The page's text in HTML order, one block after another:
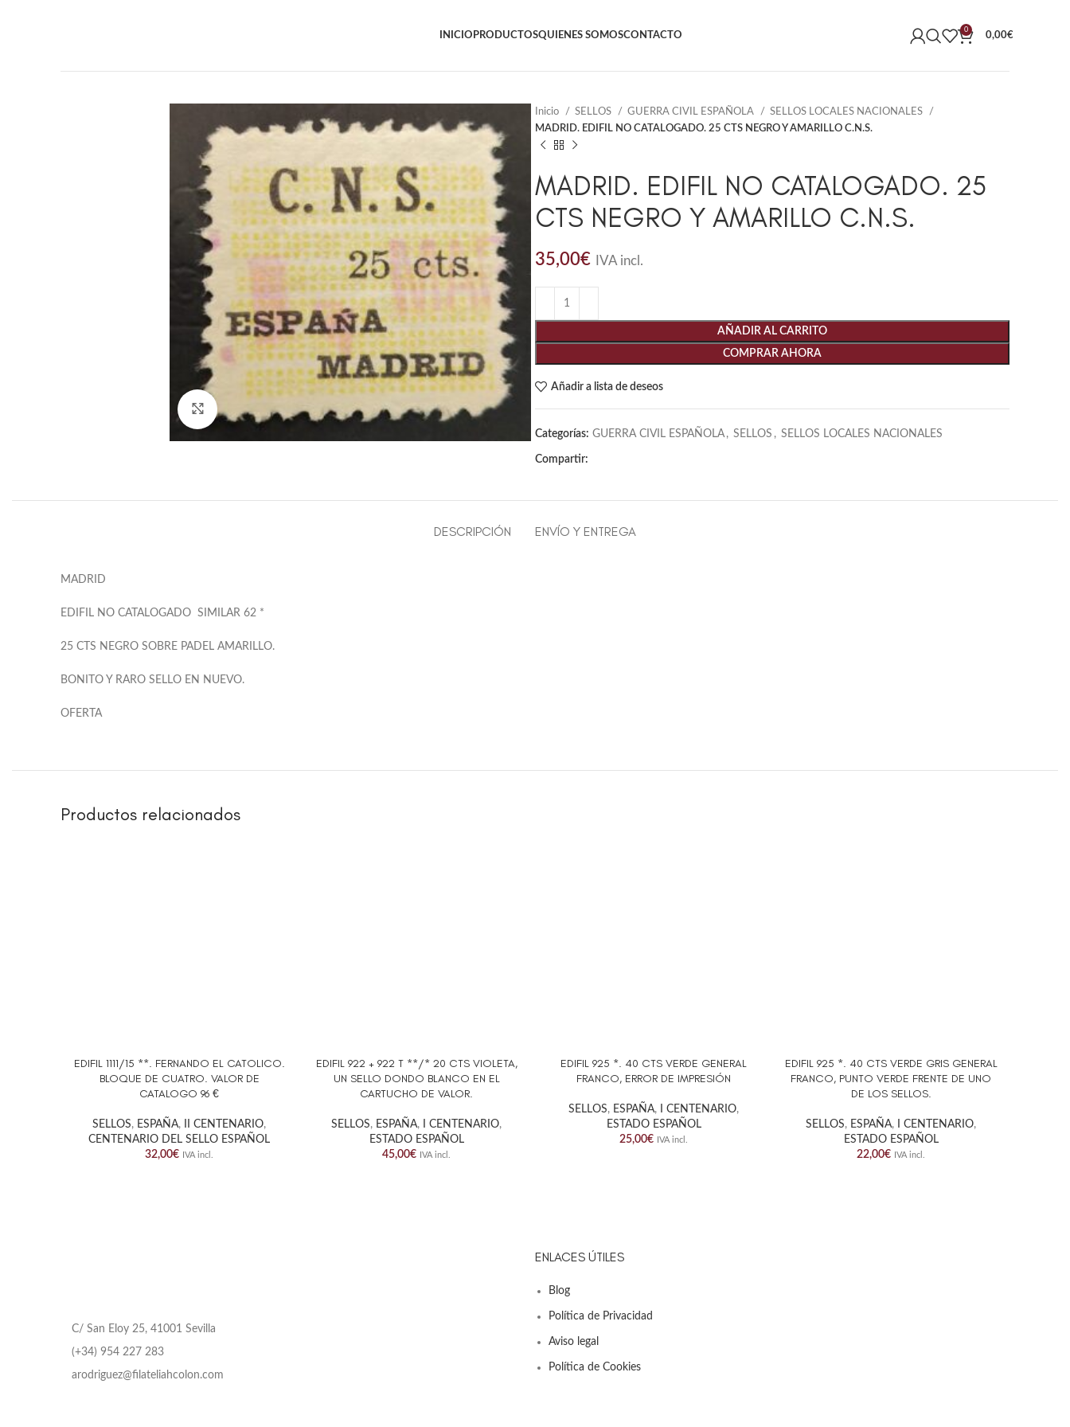
INICIO PRODUCTOSQUIENES SOMOSCONTACTO
0
0,00€
Click to enlarge
Inicio SELLOS GUERRA CIVIL ESPAÑOLA
SELLOS LOCALES NACIONALES
MADRID. EDIFIL NO CATALOGADO. 25 CTS NEGRO Y AMARILLO C.N.S.
MADRID. EDIFIL NO CATALOGADO. 25
CTS NEGRO Y AMARILLO C.N.S.
35,00€ IVA incl.
AÑADIR AL CARRITO
COMPRAR AHORA
Añadir a lista de deseos
Categorías: GUERRA CIVIL ESPAÑOLA , SELLOS , SELLOS LOCALES NACIONALES
Compartir:
DESCRIPCIÓN ENVÍO Y ENTREGA
MADRID
EDIFIL NO CATALOGADO SIMILAR 62 *
25 CTS NEGRO SOBRE PADEL AMARILLO.
BONITO Y RARO SELLO EN NUEVO.
OFERTA
Productos relacionados
AÑADIR AL CARRITO
EDIFIL 1111/15 **. FERNANDO EL CATOLICO.
BLOQUE DE CUATRO. VALOR DE
CATALOGO 96 €
SELLOS, ESPAÑA, II CENTENARIO,
CENTENARIO DEL SELLO ESPAÑOL
32,00€ IVA incl.
AÑADIR AL CARRITO
EDIFIL 922 + 922 T **/* 20 CTS VIOLETA,
UN SELLO DONDO BLANCO EN EL
CARTUCHO DE VALOR.
SELLOS, ESPAÑA, I CENTENARIO,
ESTADO ESPAÑOL
45,00€ IVA incl.
AÑADIR AL CARRITO
EDIFIL 925 *. 40 CTS VERDE GENERAL
FRANCO, ERROR DE IMPRESIÓN
SELLOS, ESPAÑA, I CENTENARIO,
ESTADO ESPAÑOL
25,00€ IVA incl.
AÑADIR AL CARRITO
EDIFIL 925 *. 40 CTS VERDE GRIS GENERAL
FRANCO, PUNTO VERDE FRENTE DE UNO
DE LOS SELLOS.
SELLOS, ESPAÑA, I CENTENARIO,
ESTADO ESPAÑOL
22,00€ IVA incl.
C/ San Eloy 25, 41001 Sevilla
(+34) 954 227 283
arodriguez@filateliahcolon.com
ENLACES ÚTILES
Blog
Política de Privacidad
Aviso legal
Política de Cookies